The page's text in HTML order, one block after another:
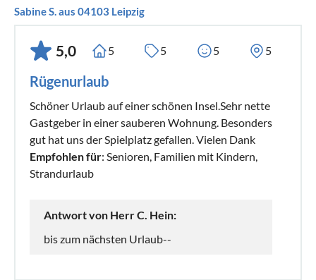
Sabine S. aus 04103 Leipzig
5,0 5 5 5 5
Rügenurlaub
Schöner Urlaub auf einer schönen Insel.Sehr nette
Gastgeber in einer sauberen Wohnung. Besonders
gut hat uns der Spielplatz gefallen. Vielen Dank
Empfohlen für: Senioren, Familien mit Kindern,
Strandurlaub
Antwort von Herr C. Hein:
bis zum nächsten Urlaub--